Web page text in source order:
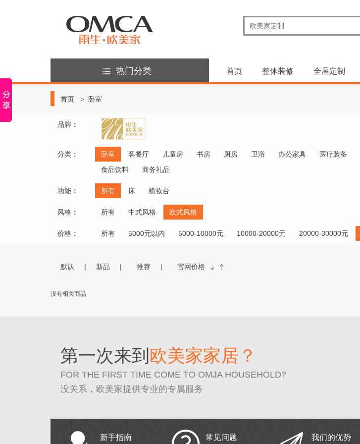
热门分类 首页 整体装修 全屋定制
首页 卧室
品牌 ：
分类 ： 卧室 客餐厅 儿童房 书房 厨房 卫浴 办公家具 医疗装备
食品饮料
商务礼品
功能 ： 所有 床 梳妆台
风格 ： 所有 中式风格 欧式风格
价格 ： 所有 5000元以内 5000-10000元 10000-20000元 20000-30000元
默认 新品 推荐 官网价格
没有相关商品
第一次来到 欧美家家居？
FOR THE FIRST TIME COME TO OMJA HOUSEHOLD?
没关系，欧美家提供专业的专属服务
新手指南 常见问题 我们的优势